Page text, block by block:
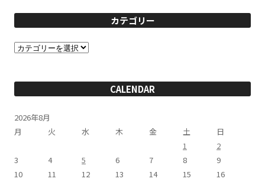
カテゴリー
カ
テ
ー
CALENDAR
2026年8月
月
火 水 木 金 土
日
1
2
3
4 5 6 7 8
9
10
11 12 13 14 15
16